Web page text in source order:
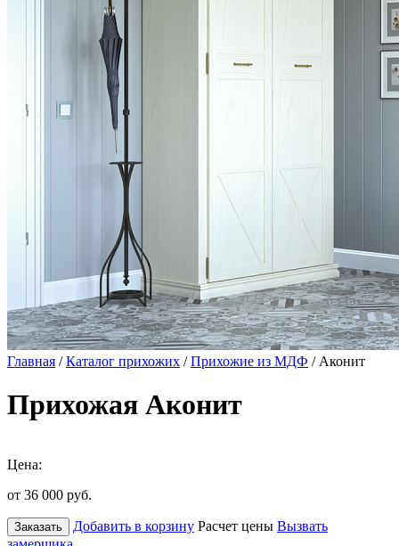
Главная /Каталог прихожих /Прихожие из МДФ / Аконит
Прихожая Аконит
Цена:
от 36 000 руб.
Заказать Добавить в корзину Расчет цены Вызвать